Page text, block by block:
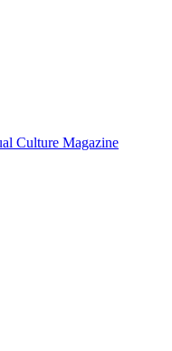
Culture Magazine